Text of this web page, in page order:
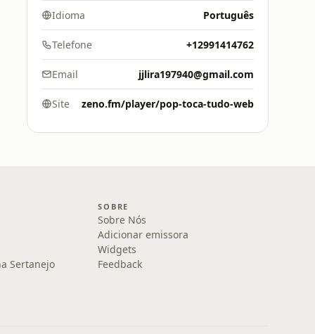
Idioma Português
Telefone +12991414762
Email jjlira197940@gmail.com
Site zeno.fm/player/pop-toca-tudo-web
Sertanejo
SOBRE
Sobre Nós
Adicionar emissora
Widgets
Feedback